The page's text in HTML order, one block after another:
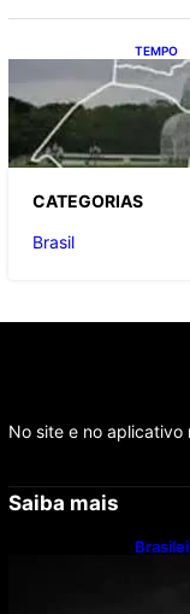
TEMPO
O
CATEGORIAS
Brasil
No site e no aplicativo
Saiba mais